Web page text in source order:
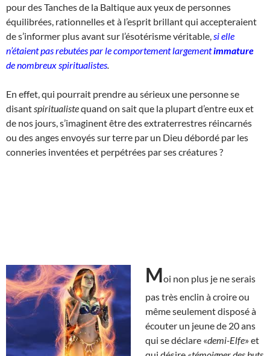
pour des Tanches de la Baltique aux yeux de personnes
équilibrées, rationnelles et à l’esprit brillant qui accepteraient
de s’informer plus avant sur l’ésotérisme véritable, si elle
n’étaient pas rebutées par le comportement largementimmature
de nombreux spiritualistes
En effet, qui pourrait prendre au sérieux une personne se
disant spiritualistequand on sait que la plupart d’entre eux et
de nos jours, s’imaginent être des extraterrestres réincarnés
ou des anges envoyés sur terre par un Dieu débordé par les
conneries inventées et perpétrées par ses créatures ?
Moi non plus je ne serais
pas très enclin à croire ou
même seulement disposé à
écouter un jeune de 20 ans
qui se déclare «demi-Elfe» et